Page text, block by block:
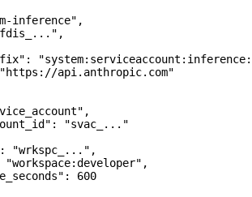
inference" ,
,
:
"https://api.anthropic.com"
,
:
"svac_..."
: "wrkspc_..." ,
"workspace:developer" ,
: 600